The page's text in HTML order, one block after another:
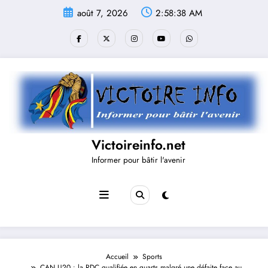
août 7, 2026 2:58:38 AM
Victoireinfo.net
Informer pour bâtir l'avenir
Accueil
Sports